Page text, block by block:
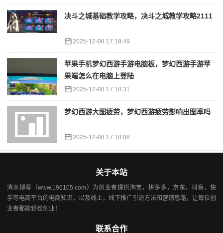
决斗之城基础教学攻略，决斗之城教学攻略2111
2025-12-08 17:19:49
苹果手机梦幻西游手游电脑板，梦幻西游手游苹
果端怎么在电脑上登陆
2025-12-08 17:18:31
梦幻西游大图疲劳，梦幻西游疲劳影响出图率吗
2025-12-08 17:18:08
关于本站
清水博客（www.196105.com）为创业者提供淘宝，拼多多，京东，抖音，快
手等电商平台的电商知识，以及线上，线下推广引流方法和营销思路，让每位创
业者都能轻松创业！
联系合作